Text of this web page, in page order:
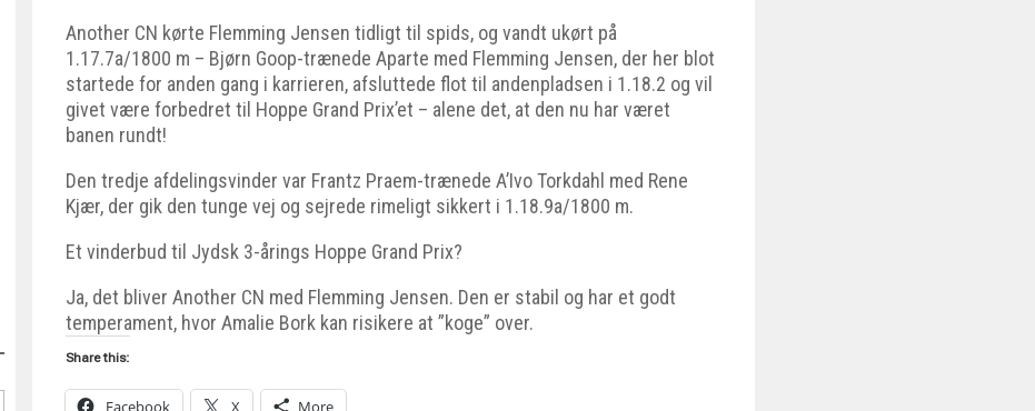
Another CN kørte Flemming Jensen tidligt til spids, og vandt ukørt på
1.17.7a/1800 m – Bjørn Goop-trænede Aparte med Flemming Jensen, der her blot
startede for anden gang i karrieren, afsluttede flot til andenpladsen i 1.18.2 og vil
givet være forbedret til Hoppe Grand Prix’et – alene det, at den nu har været
banen rundt!
Den tredje afdelingsvinder var Frantz Praem-trænede A’Ivo Torkdahl med Rene
Kjær, der gik den tunge vej og sejrede rimeligt sikkert i 1.18.9a/1800 m.
Et vinderbud til Jydsk 3-årings Hoppe Grand Prix?
Ja, det bliver Another CN med Flemming Jensen. Den er stabil og har et godt
temperament, hvor Amalie Bork kan risikere at ”koge” over.
Share this:
Facebook X More